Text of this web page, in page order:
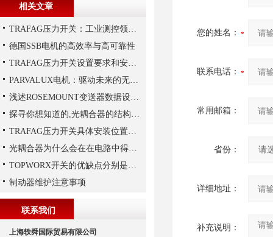
您的姓名：
联系电话：
常用邮箱：
省份：
详细地址：
补充说明：
相关文章
TRAFAG压力开关：工业测控领域的精密之选
德国SSB电机的高效率与高可靠性
TRAFAG压力开关设置要求和安装要求是什么？
PARVALUX电机：驱动未来的无限可能
浅述ROSEMOUNT变送器数据设置步骤
探寻你想知道的,光耦合器的结构组成
TRAFAG压力开关具体安装位置的选择
光耦合器为什么会在在电路中得到广泛的应用,难道是因为
TOPWORX开关的优缺点分别是什么？
制动器维护注意事项
联系我们
上海轶舜国际贸易有限公司